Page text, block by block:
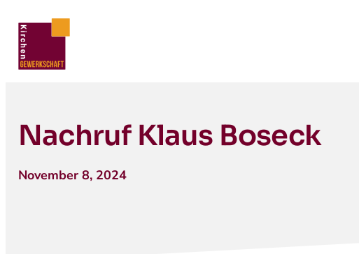
Nachruf Klaus Boseck
November 8, 2024